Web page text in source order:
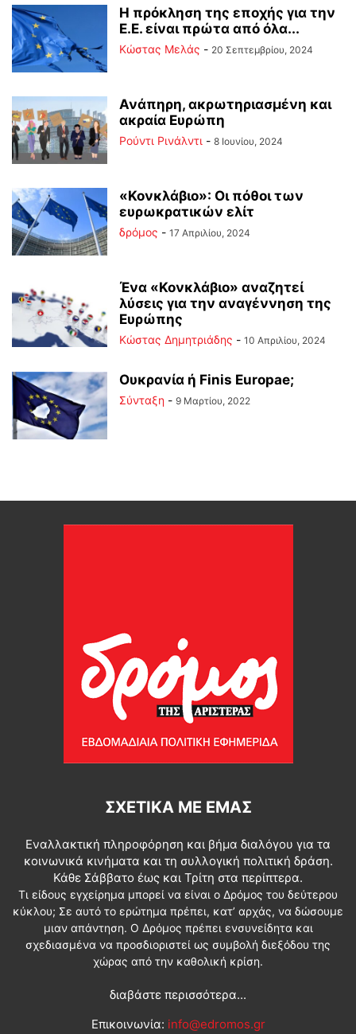
Η πρόκληση της εποχής για την
Ε.Ε. είναι πρώτα από όλα...
Κώστας Μελάς - 20 Σεπτεμβρίου, 2024
Ανάπηρη, ακρωτηριασμένη και
ακραία Ευρώπη
Ρούντι Ρινάλντι - 8 Ιουνίου, 2024
«Κονκλάβιο»: Οι πόθοι των
ευρωκρατικών ελίτ
δρόμος - 17 Απριλίου, 2024
Ένα «Κονκλάβιο» αναζητεί
λύσεις για την αναγέννηση της
Ευρώπης
Kώστας Δημητριάδης - 10 Απριλίου, 2024
Ουκρανία ή Finis Europae;
Σύνταξη - 9 Μαρτίου, 2022
ΣΧΕΤΙΚΆ ΜΕ ΕΜΆΣ
Εναλλακτική πληροφόρηση και βήμα διαλόγου για τα
κοινωνικά κινήματα και τη συλλογική πολιτική δράση.
Κάθε Σάββατο έως και Τρίτη στα περίπτερα.
Τι είδους εγχείρημα μπορεί να είναι ο Δρόμος του δεύτερου
κύκλου; Σε αυτό το ερώτημα πρέπει, κατ’ αρχάς, να δώσουμε
μιαν απάντηση. Ο Δρόμος πρέπει ενσυνείδητα και
σχεδιασμένα να προσδιοριστεί ως συμβολή διεξόδου της
χώρας από την καθολική κρίση.
διαβάστε περισσότερα...
Επικοινωνία: info@edromos.gr